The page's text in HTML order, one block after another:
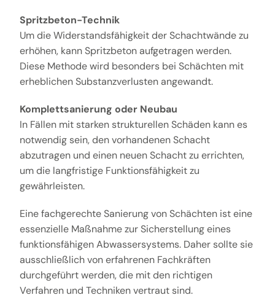
Spritzbeton-Technik
Um die Widerstandsfähigkeit der Schachtwände zu
erhöhen, kann Spritzbeton aufgetragen werden.
Diese Methode wird besonders bei Schächten mit
erheblichen Substanzverlusten angewandt.
Komplettsanierung oder Neubau
In Fällen mit starken strukturellen Schäden kann es
notwendig sein, den vorhandenen Schacht
abzutragen und einen neuen Schacht zu errichten,
um die langfristige Funktionsfähigkeit zu
gewährleisten.
Eine fachgerechte Sanierung von Schächten ist eine
essenzielle Maßnahme zur Sicherstellung eines
funktionsfähigen Abwassersystems. Daher sollte sie
ausschließlich von erfahrenen Fachkräften
durchgeführt werden, die mit den richtigen
Verfahren und Techniken vertraut sind.